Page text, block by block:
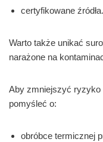
certyfikowane źródła.
Warto także unikać
narażone na
Aby zmniejszyć ryzyko
pomyśleć o:
obróbce termicznej